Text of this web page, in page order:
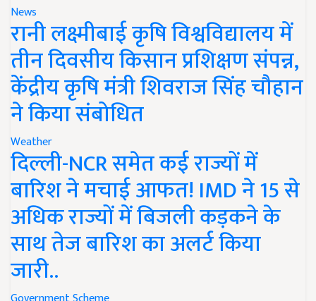
News
रानी लक्ष्मीबाई कृषि विश्वविद्यालय में
तीन दिवसीय किसान प्रशिक्षण संपन्न,
केंद्रीय कृषि मंत्री शिवराज सिंह चौहान
ने किया संबोधित
Weather
दिल्ली-NCR समेत कई राज्यों में
बारिश ने मचाई आफत! IMD ने 15 से
अधिक राज्यों में बिजली कड़कने के
साथ तेज बारिश का अलर्ट किया
जारी..